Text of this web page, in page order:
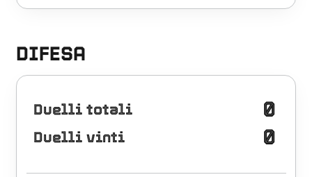
DIFESA
Duelli totali 0
Duelli vinti 0